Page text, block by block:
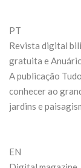
PT
Revista digital
gratuita e
A publicação
conhecer ao
jardins e
EN